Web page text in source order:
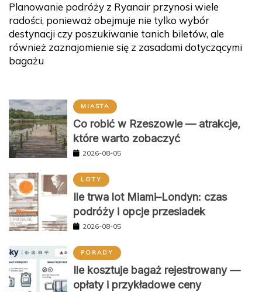
Planowanie podróży z Ryanair przynosi wiele
radości, ponieważ obejmuje nie tylko wybór
destynacji czy poszukiwanie tanich biletów, ale
również zaznajomienie się z zasadami dotyczącymi
bagażu
MIASTA
Co robić w Rzeszowie — atrakcje,
które warto zobaczyć
2026-08-05
LOTY
Ile trwa lot Miami–Londyn: czas
podróży i opcje przesiadek
2026-08-05
PORADY
Ile kosztuje bagaż rejestrowany —
opłaty i przykładowe ceny